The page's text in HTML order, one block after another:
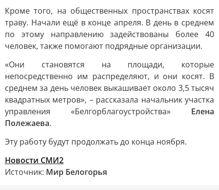
Кроме того, на общественных пространствах косят
траву. Начали ещё в конце апреля. В день в среднем
по этому направлению задействованы более 40
человек, также помогают подрядные организации.
«Они становятся на площади, которые
непосредственно им распределяют, и они косят. В
среднем за день человек выкашивает около 3,5 тысяч
квадратных метров», – рассказала начальник участка
управления «Белгорблагоустройства» Елена
Полежаева.
Эту работу будут продолжать до конца ноября.
Новости СМИ2
Источник: Мир Белогорья